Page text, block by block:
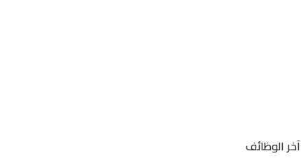
آخر الوظائف